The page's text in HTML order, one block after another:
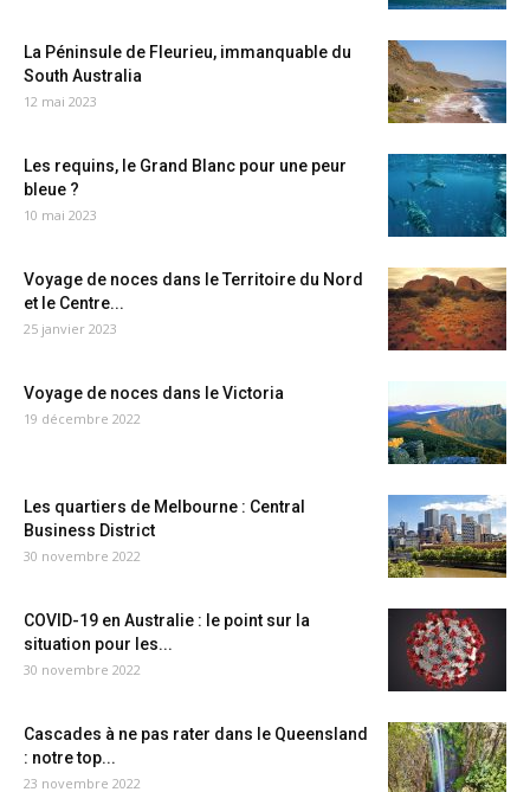
La Péninsule de Fleurieu, immanquable du
South Australia
12 mai 2023
Les requins, le Grand Blanc pour une peur
bleue ?
10 mai 2023
Voyage de noces dans le Territoire du Nord
et le Centre...
25 janvier 2023
Voyage de noces dans le Victoria
19 décembre 2022
Les quartiers de Melbourne : Central
Business District
30 novembre 2022
COVID-19 en Australie : le point sur la
situation pour les...
30 novembre 2022
Cascades à ne pas rater dans le Queensland
: notre top...
23 novembre 2022